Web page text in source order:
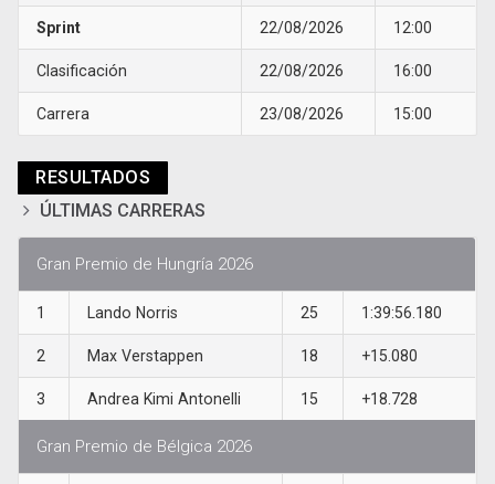
Sprint 22/08/2026 12:00
Clasificación 22/08/2026 16:00
Carrera 23/08/2026 15:00
RESULTADOS
ÚLTIMAS CARRERAS
Gran Premio de Hungría 2026
1 Lando Norris 25 1:39:56.180
2 Max Verstappen 18 +15.080
3 Andrea Kimi Antonelli 15 +18.728
Gran Premio de Bélgica 2026